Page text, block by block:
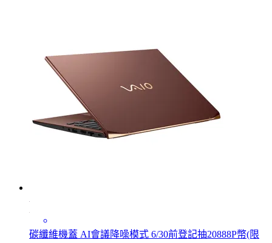
碳纖維機蓋 AI會議降噪模式 6/30前登記抽20888P幣(限